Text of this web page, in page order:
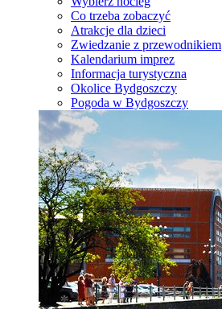
Co trzeba zobaczyć
Atrakcje dla dzieci
Zwiedzanie z przewodnikiem
Kalendarium imprez
Informacja turystyczna
Okolice Bydgoszczy
Pogoda w Bydgoszczy